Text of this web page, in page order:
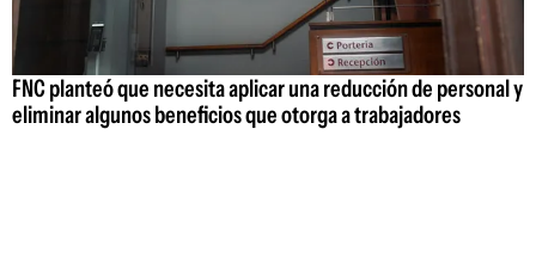
FNC planteó que necesita aplicar una reducción de personal y
eliminar algunos beneficios que otorga a trabajadores